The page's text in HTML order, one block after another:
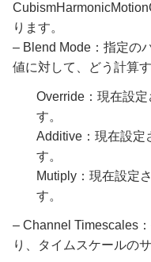
ります。
– Blend Mode：指定の
値に対して、どう計算
Override：現在設
す。
Additive：現在設定
す。
Mutiply：現在設定
す。
– Channel Timescales
り、タイムスケールの